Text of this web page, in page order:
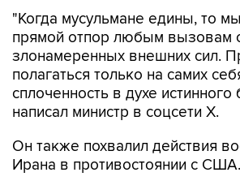
"Когда мусульмане едины, то
прямой отпор любым вызовам
злонамеренных внешних сил.
полагаться только на самих
сплоченность в духе истинного
написал министр в соцсети Х.
Он также похвалил действия
Ирана в противостоянии с США.